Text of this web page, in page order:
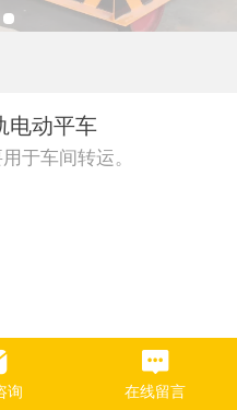
电动平车
于车间转运。
车（轨道平车）
询 在线留言